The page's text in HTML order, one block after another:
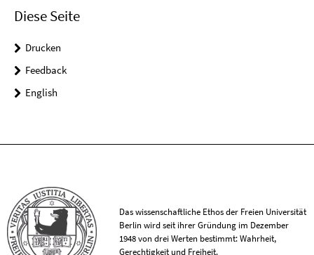
Diese Seite
Drucken
Feedback
English
Das wissenschaftliche Ethos der Freien Universität
Berlin wird seit ihrer Gründung im Dezember
1948 von drei Werten bestimmt: Wahrheit,
Gerechtigkeit und Freiheit.